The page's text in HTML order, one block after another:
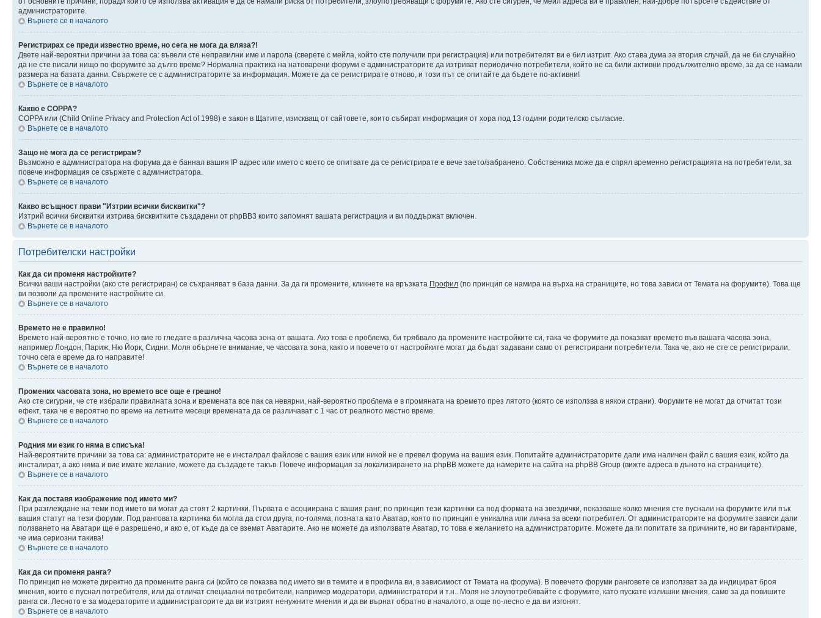
администраторите.
Върнете се в началото
Регистрирах се преди известно време, но сега не мога да вляза?!
Двете най-вероятни причини за това са: въвели сте неправилни име и парола (сверете с мейла, който сте получили при регистрация) или потребителят ви е бил изтрит. Ако става дума за втория случай, да не би случайно
да не сте писали нищо по форумите за дълго време? Нормална практика на натоварени форуми е администраторите да изтриват периодично потребители, който не са били активни продължително време, за да се намали
размера на базата данни. Свържете се с администраторите за информация. Можете да се регистрирате отново, и този път се опитайте да бъдете по-активни!
Върнете се в началото
Какво е COPPA?
COPPA или (Child Online Privacy and Protection Act of 1998) е закон в Щатите, изискващ от сайтовете, които събират информация от хора под 13 години родителско съгласие.
Върнете се в началото
Защо не мога да се регистрирам?
Възможно е администратора на форума да е баннал вашия IP адрес или името с което се опитвате да се регистрирате е вече заето/забранено. Собственика може да е спрял временно регистрацията на потребители, за
повече информация се свържете с администратора.
Върнете се в началото
Какво всъщност прави "Изтрии всички бисквитки"?
Изтрий всички бисквитки изтрива бисквитките създадени от phpBB3 които запомнят вашата регистрация и ви поддържат включен.
Върнете се в началото
Потребителски настройки
Как да си променя настройките?
Всички ваши настройки (ако сте регистриран) се съхраняват в база данни. За да ги промените, кликнете на връзката Профил (по принцип се намира на върха на страниците, но това зависи от Темата на форумите). Това ще
ви позволи да промените настройките си.
Върнете се в началото
Времето не е правилно!
Времето най-вероятно е точно, но вие го гледате в различна часова зона от вашата. Ако това е проблема, би трябвало да промените настройките си, така че форумите да показват времето във вашата часова зона,
например Лондон, Париж, Ню Йорк, Сидни. Моля обърнете внимание, че часовата зона, както и повечето от настройките могат да бъдат задавани само от регистрирани потребители. Така че, ако не сте се регистрирали,
точно сега е време да го направите!
Върнете се в началото
Промених часовата зона, но времето все още е грешно!
Ако сте сигурни, че сте избрали правилната зона и времената все пак са невярни, най-вероятно проблема е в промяната на времето през лятото (която се използва в някои страни). Форумите не могат да отчитат този
ефект, така че е вероятно по време на летните месеци времената да се различават с 1 час от реалното местно време.
Върнете се в началото
Родния ми език го няма в списъка!
Най-вероятните причини за това са: администраторите не е инсталрал файлове с вашия език или никой не е превел форума на вашия език. Попитайте администраторите дали има наличен файл с вашия език, който да
инсталират, а ако няма и вие имате желание, можете да създадете такъв. Повече информация за локализирането на phpBB можете да намерите на сайта на phpBB Group (вижте адреса в дъното на страниците).
Върнете се в началото
Как да поставя изображение под името ми?
При разглеждане на теми под името ви могат да стоят 2 картинки. Първата е асоциирана с вашия ранг; по принцип тези картинки са под формата на звездички, показваше колко мнения сте пуснали на форумите или пък
вашия статут на тези форуми. Под ранговата картинка би могла да стои друга, по-голяма, позната като Аватар, която по принцип е уникална или лична за всеки потребител. От администраторите на форумите зависи дали
ползването на Аватари ще е разрешено, и ако е, от къде да се вземат Аватарите. Ако не можете да използвате Аватар, то това е желанието на администраторите. Можете да ги попитате за причините, но ви гарантираме,
че има сериозни такива!
Върнете се в началото
Как да си променя ранга?
По принцип не можете директно да промените ранга си (който се показва под името ви в темите и в профила ви, в зависимост от Темата на форума). В повечето форуми ранговете се използват за да индицират броя
мнения, които е пуснал потребителя, или да отличат специални потребители, например модератори, администратори и т.н.. Моля не злоупотребявайте с форумите, като пускате излишни мнения, само за да повишите
ранга си. Лесното е за модераторите и администраторите да ви изтрият ненужните мнения и да ви върнат обратно в началото, а още по-лесно е да ви изгонят.
Върнете се в началото